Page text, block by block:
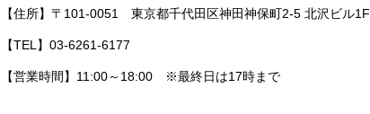
【住所】〒101-0051 東京都千代田区神田神保町2-5 北沢ビル1F
【TEL】03-6261-6177
【営業時間】11:00～18:00 ※最終日は17時まで